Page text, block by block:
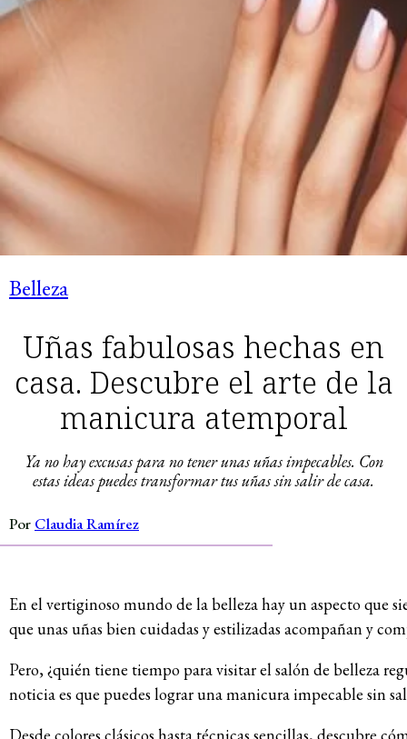
Belleza
Uñas fabulosas hechas en
casa. Descubre el arte de la
manicura atemporal
Ya no hay excusas para no tener unas uñas impecables. Con
estas ideas puedes transformar tus uñas sin salir de casa.
Por Claudia Ramírez
En el vertiginoso mundo de la belleza hay un aspecto que
que unas uñas bien cuidadas y estilizadas acompañan y
Pero, ¿quién tiene tiempo para visitar el salón de belleza
noticia es que puedes lograr una manicura impecable sin